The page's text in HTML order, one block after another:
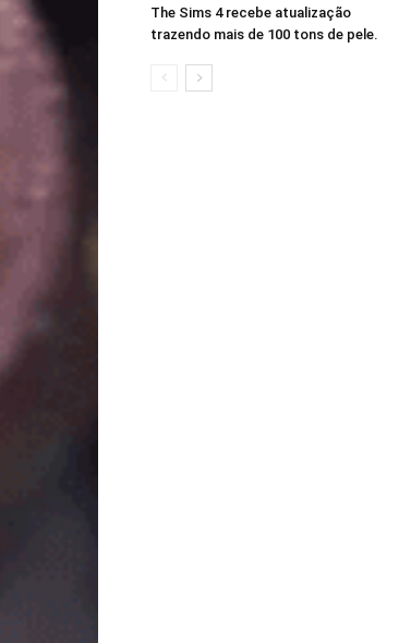
The Sims 4 recebe atualização
trazendo mais de 100 tons de pele.